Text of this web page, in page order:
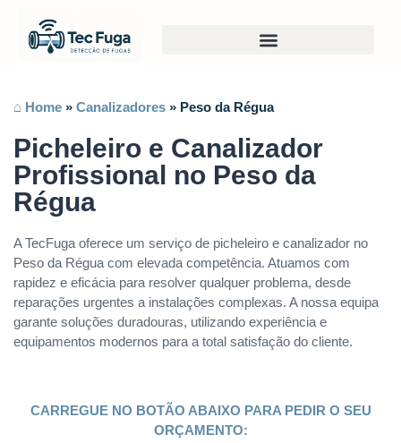
⌂ Home » Canalizadores » Peso da Régua
Picheleiro e Canalizador
Profissional no Peso da
Régua
A TecFuga oferece um serviço de picheleiro e canalizador no
Peso da Régua com elevada competência. Atuamos com
rapidez e eficácia para resolver qualquer problema, desde
reparações urgentes a instalações complexas. A nossa equipa
garante soluções duradouras, utilizando experiência e
equipamentos modernos para a total satisfação do cliente.
CARREGUE NO BOTÃO ABAIXO PARA PEDIR O SEU
ORÇAMENTO: